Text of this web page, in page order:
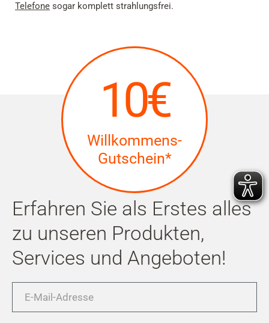
Telefone sogar komplett strahlungsfrei.
10€
Willkommens-
Gutschein*
Erfahren Sie als Erstes alles
zu unseren Produkten,
Services und Angeboten!
Mail-